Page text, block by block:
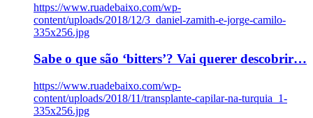
https://www.ruadebaixo.com/wp-
content/uploads/2018/12/3_daniel-zamith-e-jorge-camilo-
335x256.jpg
Sabe o que são ‘bitters’? Vai querer descobrir…
https://www.ruadebaixo.com/wp-
content/uploads/2018/11/transplante-capilar-na-turquia_1-
335x256.jpg